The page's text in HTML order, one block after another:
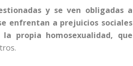
y se ven obligadas a
enfrentan a prejuicios sociales
propia homosexualidad, que